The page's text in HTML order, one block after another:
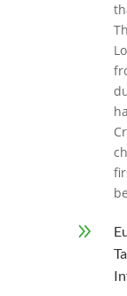
9